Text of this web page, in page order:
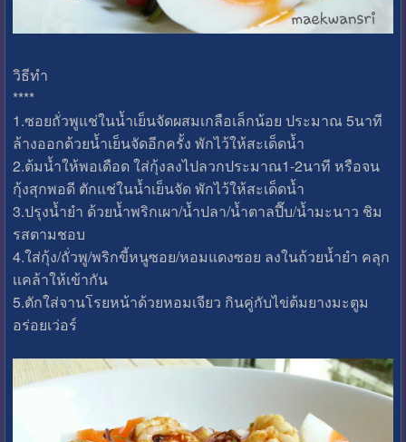
วิธีทำ
****
1.ซอยถั่วพูแช่ในน้ำเย็นจัดผสมเกลือเล็กน้อย ประมาณ 5นาที
ล้างออกด้วยน้ำเย็นจัดอีกครั้ง พักไว้ให้สะเด็ดน้ำ
2.ต้มน้ำให้พอเดือด ใส่กุ้งลงไปลวกประมาณ1-2นาที หรือจน
กุ้งสุกพอดี ตักแช่ในน้ำเย็นจัด พักไว้ให้สะเด็ดน้ำ
3.ปรุงน้ำยำ ด้วยน้ำพริกเผา/น้ำปลา/น้ำตาลปี๊บ/น้ำมะนาว ชิม
รสตามชอบ
4.ใส่กุ้ง/ถั่วพู/พริกขี้หนูซอย/หอมแดงซอย ลงในถ้วยน้ำยำ คลุก
เเคล้าให้เข้ากัน
5.ตักใส่จานโรยหน้าด้วยหอมเจียว กินคู่กับไข่ต้มยางมะตูม
อร่อยเว่อร์ ‪